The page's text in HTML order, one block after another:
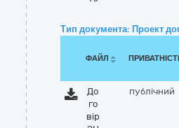
Тип документа: Проект
ФАЙЛ
До
го
вір
публічний